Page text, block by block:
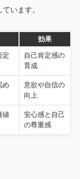
います。
効果
定
自己肯定感の
育成
め
意欲や自信の
向上
値
安心感と自己
の尊重感